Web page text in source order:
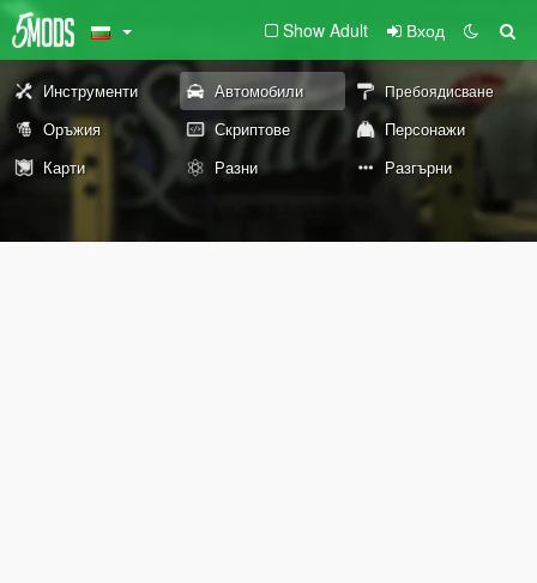
Show Adult Вход
Инструменти Автомобили Пребоядисване
Оръжия Скриптове
Персонажи
Карти
Разни Разгърни